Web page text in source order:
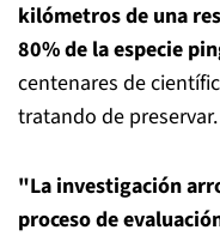
kilómetros de una
80% de la especie
centenares de
tratando de preservar.
"La investigación
proceso de